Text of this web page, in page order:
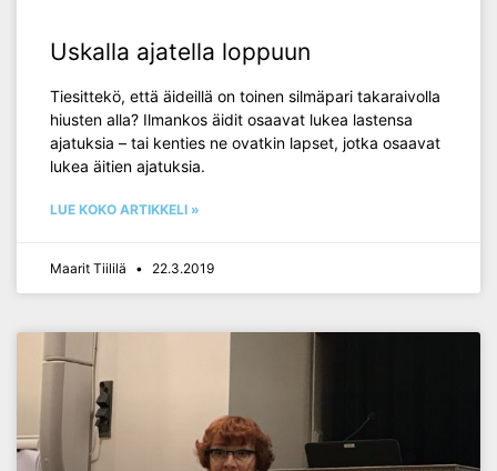
Uskalla ajatella loppuun
Tiesittekö, että äideillä on toinen silmäpari takaraivolla
hiusten alla? Ilmankos äidit osaavat lukea lastensa
ajatuksia – tai kenties ne ovatkin lapset, jotka osaavat
lukea äitien ajatuksia.
LUE KOKO ARTIKKELI »
Maarit Tiililä 22.3.2019